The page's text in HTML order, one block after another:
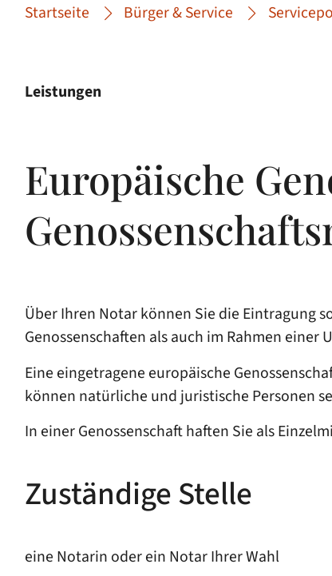
Startseite Bürger & Service
Leistungen
Europäische
Über Ihren Notar können Sie die Eintragung
Genossenschaften als auch im Rahmen
Eine eingetragene europäische
können natürliche und juristische Personen
In einer Genossenschaft haften Sie als
Zuständige Stelle
eine Notarin oder ein Notar Ihrer Wahl